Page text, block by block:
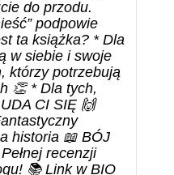
do przodu.
podpowie
ta książka? * Dla
w siebie i swoje
którzy potrzebują
👏 * Dla tych,
CI SIĘ 🙌
historia 📖 BÓJ
recenzji
📚 Link w BIO